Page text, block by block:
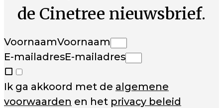
de Cinetree nieuwsbrief.
VoornaamVoornaam
E-mailadresE-mailadres
Ik ga akkoord met de algemene
voorwaarden en het privacy beleid